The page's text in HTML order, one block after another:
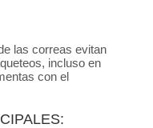
las correas evitan
incluso en
con el